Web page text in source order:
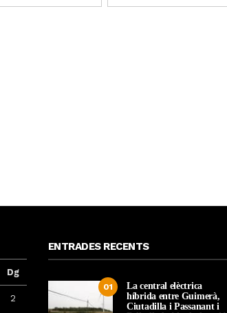
Dg
2
ENTRADES RECENTS
01
La central elèctrica
híbrida entre Guimerà,
Ciutadilla i Passanant i